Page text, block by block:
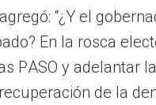
“¿Y el
En la rosca
PASO y adelantar
de la